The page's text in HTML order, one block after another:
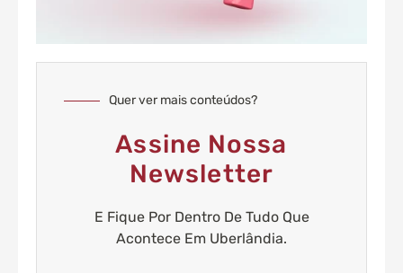
Quer ver mais conteúdos?
Assine Nossa
Newsletter
E Fique Por Dentro De Tudo Que
Acontece Em Uberlândia.